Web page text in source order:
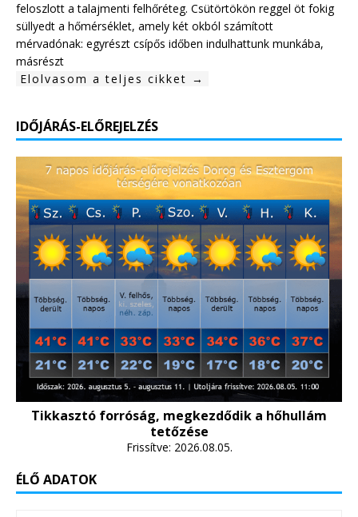
feloszlott a talajmenti felhőréteg. Csütörtökön reggel öt fokig
süllyedt a hőmérséklet, amely két okból számított
mérvadónak: egyrészt csípős időben indulhattunk munkába,
másrészt
Elolvasom a teljes cikket →
IDŐJÁRÁS-ELŐREJELZÉS
Tikkasztó forróság, megkezdődik a hőhullám
tetőzése
Frissítve: 2026.08.05.
ÉLŐ ADATOK